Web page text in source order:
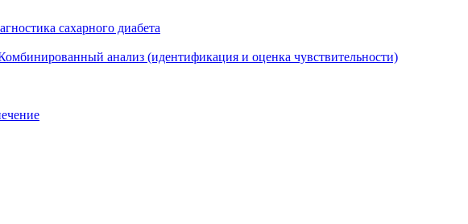
сахарного диабета
анализ (идентификация и оценка чувствительности)